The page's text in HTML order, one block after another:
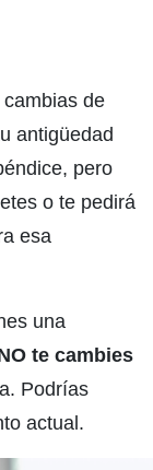
de
antigüedad
pero
o te pedirá
esa
una
te cambies
Podrías
actual.